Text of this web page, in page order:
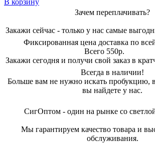
В корзину
Зачем переплачивать?
Закажи сейчас - только у нас самые
Фиксированная цена доставка по
Всего 550р.
Закажи сегодня и получи свой заказ в
Всегда в наличии!
Больше вам не нужно искать пробукцию,
вы найдете у нас.
СигОптом - один на рынке со
Мы гарантируем качество товара и
обслуживания.